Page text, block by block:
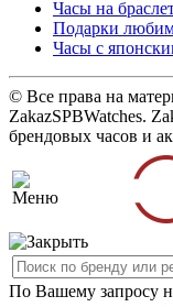
Часы на
Подарки
Часы с
© Все права на
ZakazSPBWatches.
брендовых часов и
По Вашему запросу